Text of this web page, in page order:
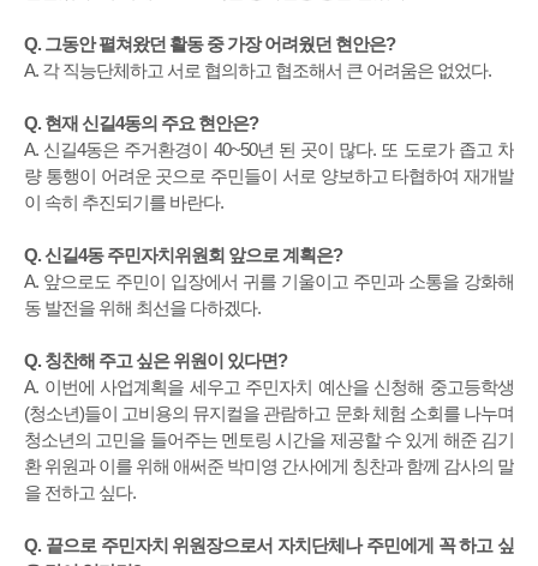
Q. 그동안 펼쳐왔던 활동 중 가장 어려웠던 현안은?
A. 각 직능단체하고 서로 협의하고 협조해서 큰 어려움은 없었다.
Q. 현재 신길4동의 주요 현안은?
A. 신길4동은 주거환경이 40~50년 된 곳이 많다. 또 도로가 좁고 차
량 통행이 어려운 곳으로 주민들이 서로 양보하고 타협하여 재개발
이 속히 추진되기를 바란다.
Q. 신길4동 주민자치위원회 앞으로 계획은?
A. 앞으로도 주민이 입장에서 귀를 기울이고 주민과 소통을 강화해
동 발전을 위해 최선을 다하겠다.
Q. 칭찬해 주고 싶은 위원이 있다면?
A. 이번에 사업계획을 세우고 주민자치 예산을 신청해 중고등학생
(청소년)들이 고비용의 뮤지컬을 관람하고 문화 체험 소회를 나누며
청소년의 고민을 들어주는 멘토링 시간을 제공할 수 있게 해준 김기
환 위원과 이를 위해 애써준 박미영 간사에게 칭찬과 함께 감사의 말
을 전하고 싶다.
Q. 끝으로 주민자치 위원장으로서 자치단체나 주민에게 꼭 하고 싶